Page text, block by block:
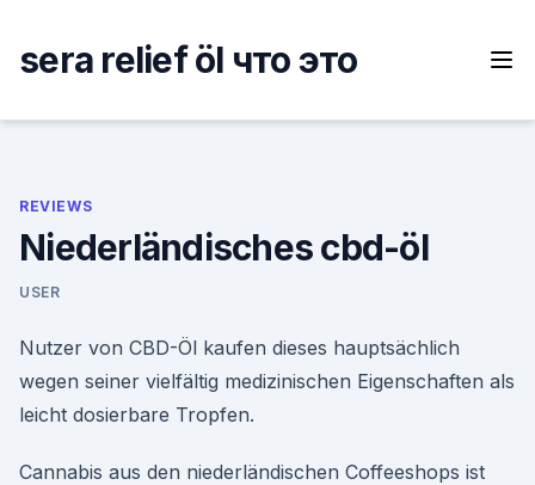
content
sera relief öl что это
REVIEWS
Niederländisches cbd-öl
USER
Nutzer von CBD-Öl kaufen dieses hauptsächlich
wegen seiner vielfältig medizinischen Eigenschaften als
leicht dosierbare Tropfen.
Cannabis aus den niederländischen Coffeeshops ist